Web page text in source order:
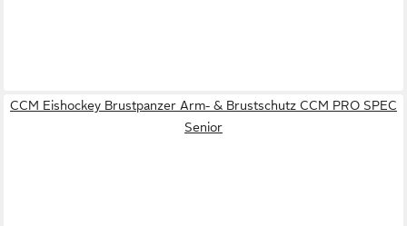
CCM Eishockey Brustpanzer Arm- & Brustschutz CCM PRO SPEC
Senior